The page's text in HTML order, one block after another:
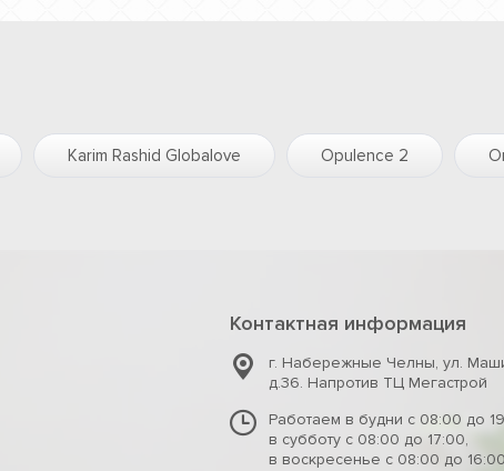
Karim Rashid Globalove Opulence 2
Контактная информация
г. Набережные Челны, ул.
д.36. Напротив ТЦ Мегастрой
Работаем в будни с 08:00 до
в субботу с 08:00 до 17:00,
в воскресенье с 08:00 до 16:00